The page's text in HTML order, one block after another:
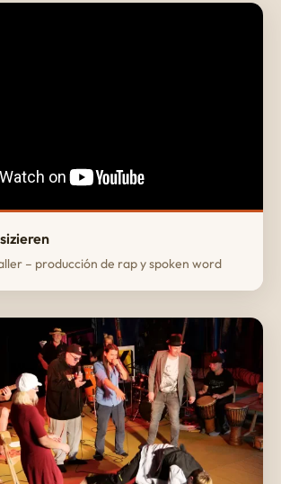
– producción de rap y spoken word